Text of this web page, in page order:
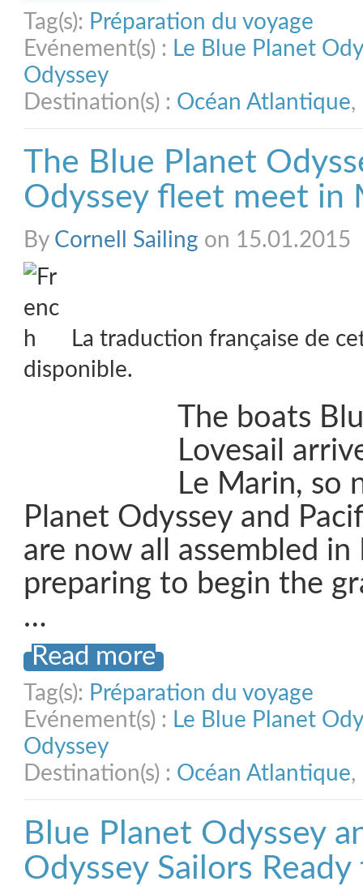
Tag(s): Préparation du voyage
Evénement(s) : Le Blue Planet
Odyssey
Destination(s) : Océan Atlantique,
The Blue Planet
Odyssey fleet meet in
By Cornell Sailing on 15.01.2015
La traduction française de
disponible.
The boats
Lovesail
Le Marin, so
Planet Odyssey and
are now all assembled
preparing to begin the
…
Read more
Tag(s): Préparation du voyage
Evénement(s) : Le Blue Planet
Odyssey
Destination(s) : Océan Atlantique,
Blue Planet Odyssey
Odyssey Sailors